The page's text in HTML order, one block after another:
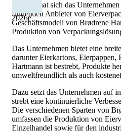
2026e
Seitdem hat sich das
führenden Anbieter von
Geschäftsmodell von Brødrene
Produktion von
Das Unternehmen bietet eine
darunter Eierkartons, Eierpappen,
Hartmann ist bestrebt, Produkte
umweltfreundlich als auch
Dazu setzt das Unternehmen auf
strebt eine kontinuierliche
Die verschiedenen Sparten von
umfassen die Produktion von
Einzelhandel sowie für den